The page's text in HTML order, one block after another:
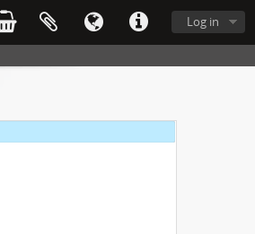
Log in